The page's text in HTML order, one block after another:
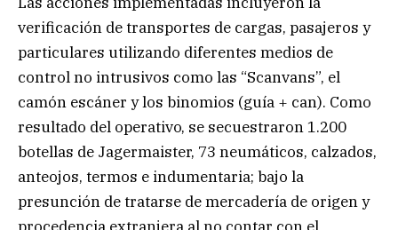
verificación de transportes de cargas, pasajeros y
particulares utilizando diferentes medios de
control no intrusivos como las “Scanvans”, el
camón escáner y los binomios (guía + can). Como
resultado del operativo, se secuestraron 1.200
botellas de Jagermaister, 73 neumáticos, calzados,
anteojos, termos e indumentaria; bajo la
presunción de tratarse de mercadería de origen y